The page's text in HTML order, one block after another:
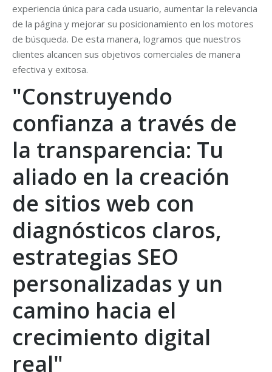
experiencia única para cada usuario, aumentar la relevancia
de la página y mejorar su posicionamiento en los motores
de búsqueda. De esta manera, logramos que nuestros
clientes alcancen sus objetivos comerciales de manera
efectiva y exitosa.
"Construyendo
confianza a través de
la transparencia: Tu
aliado en la creación
de sitios web con
diagnósticos claros,
estrategias SEO
personalizadas y un
camino hacia el
crecimiento digital
real"